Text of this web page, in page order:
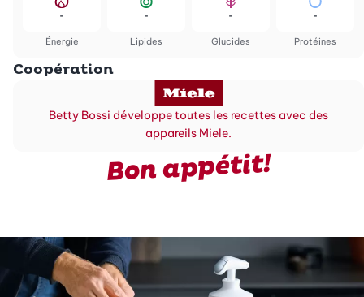
Énergie
-
Lipides
-
Glucides
-
Protéines
-
Coopération
Betty Bossi développe toutes les recettes avec des
appareils Miele.
Bon appétit!